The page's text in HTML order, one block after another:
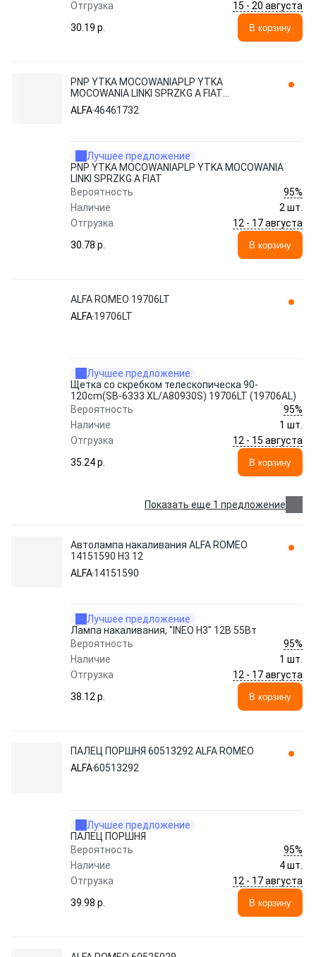
Отгрузка
15 - 20 августа
30.19 p.
В корзину
PNP YTKA MOCOWANIAPLP YTKA
MOCOWANIA LINKI SPRZКG A FIAT
46461732 ALFA ROMEO
ALFA46461732
Лучшее предложение
PNP YTKA MOCOWANIAPLP YTKA MOCOWANIA
LINKI SPRZКG A FIAT
Вероятность
95%
Наличие
2 шт.
Отгрузка
12 - 17 августа
30.78 p.
В корзину
ALFA ROMEO 19706LT
ALFA19706LT
Лучшее предложение
Щетка со скребком телескопическа 90-
120cm(SB-6333 XL/A80930S) 19706LT (19706AL)
Вероятность
95%
Наличие
1 шт.
Отгрузка
12 - 15 августа
35.24 p.
В корзину
Показать еще 1 предложение
Автолампа накаливания ALFA ROMEO
14151590 H3 12
ALFA14151590
Лучшее предложение
Лампа накаливания, "INEO H3" 12В 55Вт
Вероятность
95%
Наличие
1 шт.
Отгрузка
12 - 17 августа
38.12 p.
В корзину
ПАЛЕЦ ПОРШНЯ 60513292 ALFA ROMEO
ALFA60513292
Лучшее предложение
ПАЛЕЦ ПОРШНЯ
Вероятность
95%
Наличие
4 шт.
Отгрузка
12 - 17 августа
39.98 p.
В корзину